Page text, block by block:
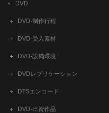
DVD
DVD-制作行程
DVD-受入素材
DVD-設備環境
DVDレプリケーション
DTSエンコード
DVD-出資作品